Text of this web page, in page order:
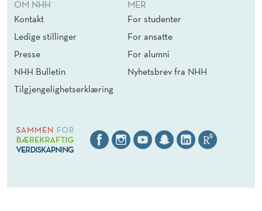
OM NHH
Kontakt
Ledige stillinger
Presse
NHH Bulletin
Tilgjengelighetserklæring
MER
For studenter
For ansatte
For alumni
Nyhetsbrev fra NHH